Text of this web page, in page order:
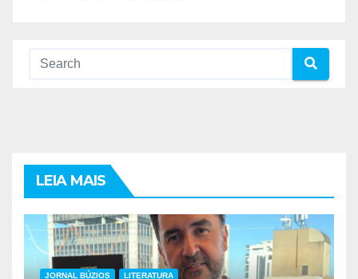
LEIA MAIS
JORNAL BÚZIOS LITERATURA